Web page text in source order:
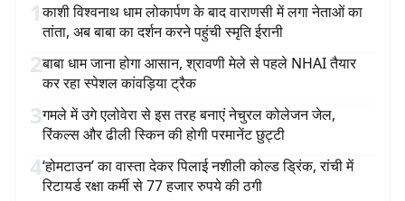
1काशी विश्वनाथ धाम लोकार्पण के बाद वाराणसी में लगा नेताओं का
तांता, अब बाबा का दर्शन करने पहुंची स्मृति ईरानी
2बाबा धाम जाना होगा आसान, श्रावणी मेले से पहले NHAI तैयार
कर रहा स्पेशल कांवड़िया ट्रैक
3गमले में उगे एलोवेरा से इस तरह बनाएं नेचुरल कोलेजन जेल,
रिंकल्स और ढीली स्किन की होगी परमानेंट छुट्टी
4‘होमटाउन’ का वास्ता देकर पिलाई नशीली कोल्ड ड्रिंक, रांची में
रिटायर्ड रक्षा कर्मी से 77 हजार रुपये की ठगी